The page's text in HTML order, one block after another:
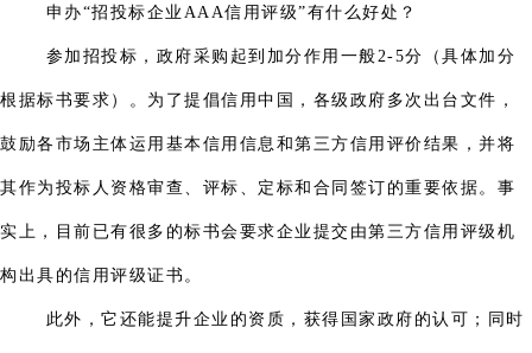
申办“招投标企业AAA信用评级”有什么好处？
参加招投标，政府采购起到加分作用一般2-5分（具体加分
根据标书要求）。为了提倡信用中国，各级政府多次出台文件，
鼓励各市场主体运用基本信用信息和第三方信用评价结果，并将
其作为投标人资格审查、评标、定标和合同签订的重要依据。事
实上，目前已有很多的标书会要求企业提交由第三方信用评级机
构出具的信用评级证书。
此外，它还能提升企业的资质，获得国家政府的认可；同时